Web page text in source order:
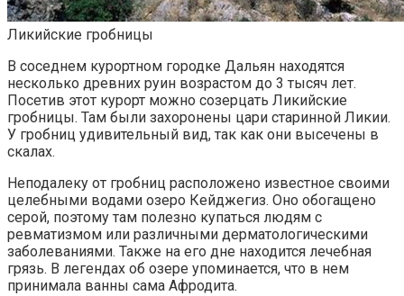
Ликийские гробницы
В соседнем курортном городке Дальян находятся
несколько древних руин возрастом до 3 тысяч лет.
Посетив этот курорт можно созерцать Ликийские
гробницы. Там были захоронены цари старинной Ликии.
У гробниц удивительный вид, так как они высечены в
скалах.
Неподалеку от гробниц расположено известное своими
целебными водами озеро Кейджегиз. Оно обогащено
серой, поэтому там полезно купаться людям с
ревматизмом или различными дерматологическими
заболеваниями. Также на его дне находится лечебная
грязь. В легендах об озере упоминается, что в нем
принимала ванны сама Афродита.